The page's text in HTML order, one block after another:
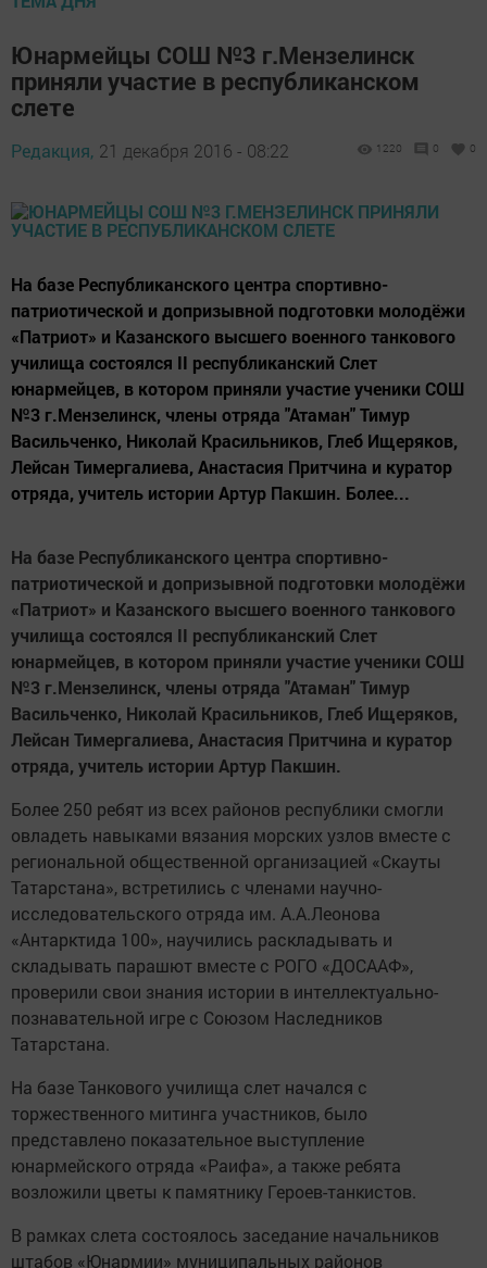
Юнармейцы СОШ №3 г.Мензелинск
приняли участие в республиканском
слете
Редакция, 21 декабря 2016 - 08:22 1220 0 0
На базе Республиканского центра спортивно-
патриотической и допризывной подготовки молодёжи
«Патриот» и Казанского высшего военного танкового
училища состоялся II республиканский Слет
юнармейцев, в котором приняли участие ученики СОШ
№3 г.Мензелинск, члены отряда "Атаман" Тимур
Васильченко, Николай Красильников, Глеб Ищеряков,
Лейсан Тимергалиева, Анастасия Притчина и куратор
отряда, учитель истории Артур Пакшин. Более...
На базе Республиканского центра спортивно-
патриотической и допризывной подготовки молодёжи
«Патриот» и Казанского высшего военного танкового
училища состоялся II республиканский Слет
юнармейцев, в котором приняли участие ученики СОШ
№3 г.Мензелинск, члены отряда "Атаман" Тимур
Васильченко, Николай Красильников, Глеб Ищеряков,
Лейсан Тимергалиева, Анастасия Притчина и куратор
отряда, учитель истории Артур Пакшин.
Более 250 ребят из всех районов республики смогли
овладеть навыками вязания морских узлов вместе с
региональной общественной организацией «Скауты
Татарстана», встретились с членами научно-
исследовательского отряда им. А.А.Леонова
«Антарктида 100», научились раскладывать и
складывать парашют вместе с РОГО «ДОСААФ»,
проверили свои знания истории в интеллектуально-
познавательной игре с Союзом Наследников
Татарстана.
На базе Танкового училища слет начался с
торжественного митинга участников, было
представлено показательное выступление
юнармейского отряда «Раифа», а также ребята
возложили цветы к памятнику Героев-танкистов.
В рамках слета состоялось заседание начальников
штабов «Юнармии» муниципальных районов